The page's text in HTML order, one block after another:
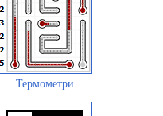
Термометри